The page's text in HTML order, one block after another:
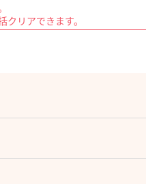
リアできます。